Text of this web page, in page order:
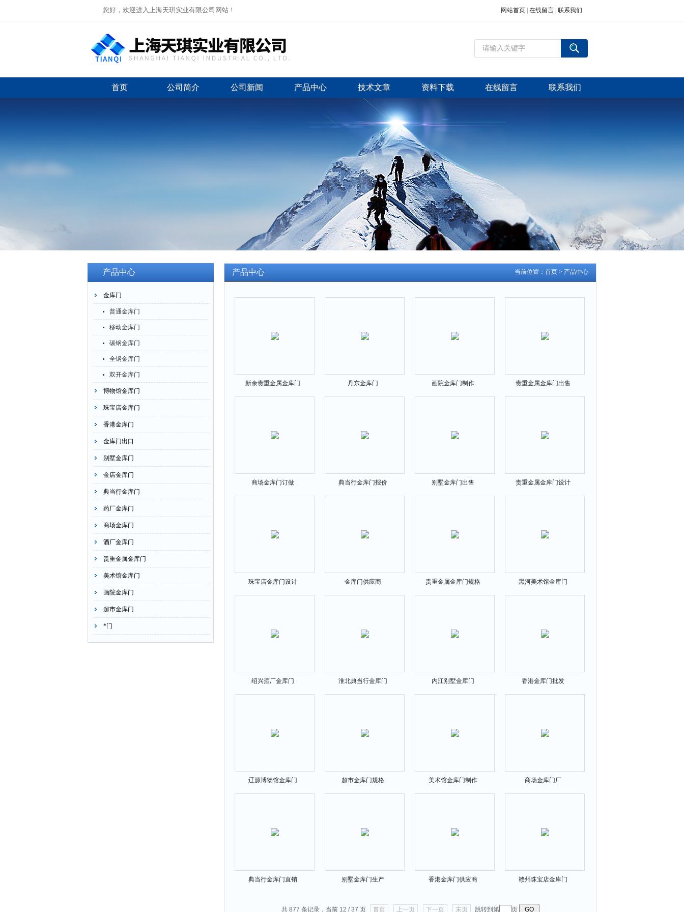
您好，欢迎进入上海天琪实业有限公司网站！ 网站首页 在线留言 联系我们
首页 公司简介 公司新闻 产品中心 技术文章 资料下载 在线留言 联系我们
产品中心
金库门
普通金库门
移动金库门
碳钢金库门
全钢金库门
双开金库门
博物馆金库门
珠宝店金库门
香港金库门
金库门出口
别墅金库门
金店金库门
典当行金库门
药厂金库门
商场金库门
酒厂金库门
贵重金属金库门
美术馆金库门
画院金库门
超市金库门
*门
当前位置： 首页 > 产品中心
产品中心
新余贵重金属金库门 丹东金库门 画院金库门制作 贵重金属金库门出售
商场金库门订做 典当行金库门报价 别墅金库门出售 贵重金属金库门设计
珠宝店金库门设计 金库门供应商 贵重金属金库门规格 黑河美术馆金库门
绍兴酒厂金库门 淮北典当行金库门 内江别墅金库门 香港金库门批发
辽源博物馆金库门 超市金库门规格 美术馆金库门制作 商场金库门厂
典当行金库门直销 别墅金库门生产 香港金库门供应商 赣州珠宝店金库门
共 877 条记录，当前 12 / 37 页 首页 上一页 下一页 末页 跳转到第 页